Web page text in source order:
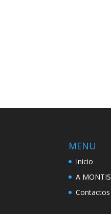
MENU
Inicio
A MONTIS
Contactos